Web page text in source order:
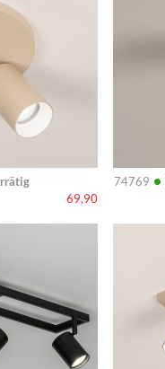
69,90
74769 •
Info